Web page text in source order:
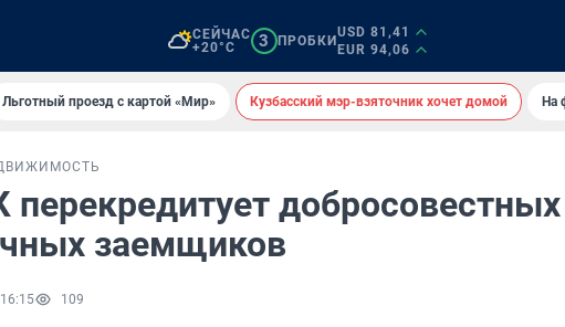
СЕЙЧАС
+20°C
3 ПРОБКИ
USD 81,41
EUR 94,06
Льготный проезд с картой «Мир» Кузбасский мэр-взяточник хочет домой На
добросовестных
заемщиков
109